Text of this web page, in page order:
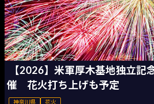
【2026】米軍厚木基地独立記
催 花火打ち上げも予定
神奈川県 花火